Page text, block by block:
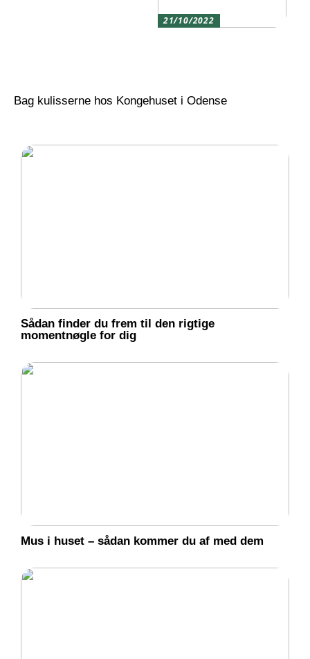
21/10/2022
Bag kulisserne hos Kongehuset i Odense
Sådan finder du frem til den rigtige
momentnøgle for dig
Mus i huset – sådan kommer du af med dem